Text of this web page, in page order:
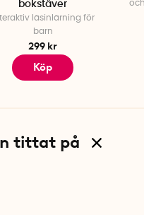
bokstäver
läsinlärning för
barn
299 kr
Köp
tittat på